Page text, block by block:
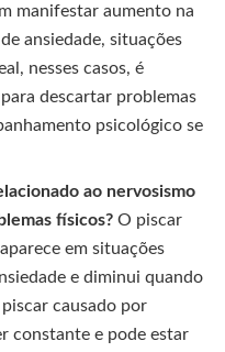
manifestar aumento na
ansiedade, situações
nesses casos, é
descartar problemas
psicológico se
ao nervosismo
físicos? O piscar
em situações
e diminui quando
causado por
constante e pode estar